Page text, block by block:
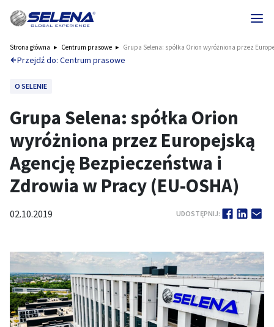
Strona główna Centrum prasowe Grupa Selena: spółka Orion wyróżniona przez
Przejdź do: Centrum prasowe
O SELENIE
Grupa Selena: spółka Orion
wyróżniona przez Europejską
Agencję Bezpieczeństwa i
Zdrowia w Pracy (EU-OSHA)
02.10.2019 UDOSTĘPNIJ: